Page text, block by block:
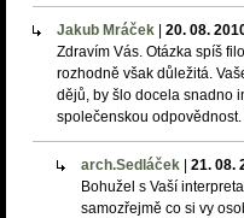
Jakub Mráček 20. 08.
Zdravím Vás. Otázka spíš
rozhodně však důležitá.
dějů, by šlo docela snadno
společenskou
arch.Sedláček 21. 08.
Bohužel s Vaší
samozřejmě co si vy